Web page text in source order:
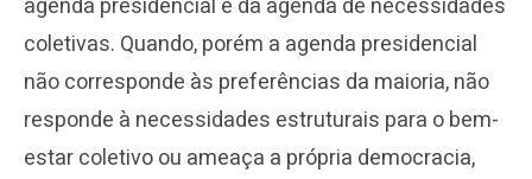
agenda presidencial e da agenda de necessidades
coletivas. Quando, porém a agenda presidencial
não corresponde às preferências da maioria, não
responde à necessidades estruturais para o bem-
estar coletivo ou ameaça a própria democracia,